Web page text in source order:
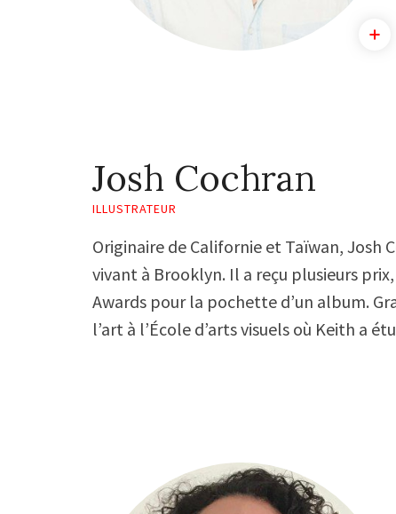
Josh Cochran
ILLUSTRATEUR
Originaire de Californie et Taïwan,
vivant à Brooklyn. Il a reçu plusieurs
Awards pour la pochette d’un album.
l’art à l’École d’arts visuels où Keith a